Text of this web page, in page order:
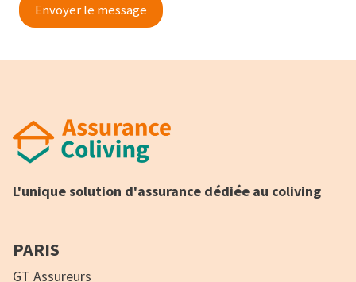
Envoyer le message
L'unique solution d'assurance dédiée au coliving
PARIS
GT Assureurs